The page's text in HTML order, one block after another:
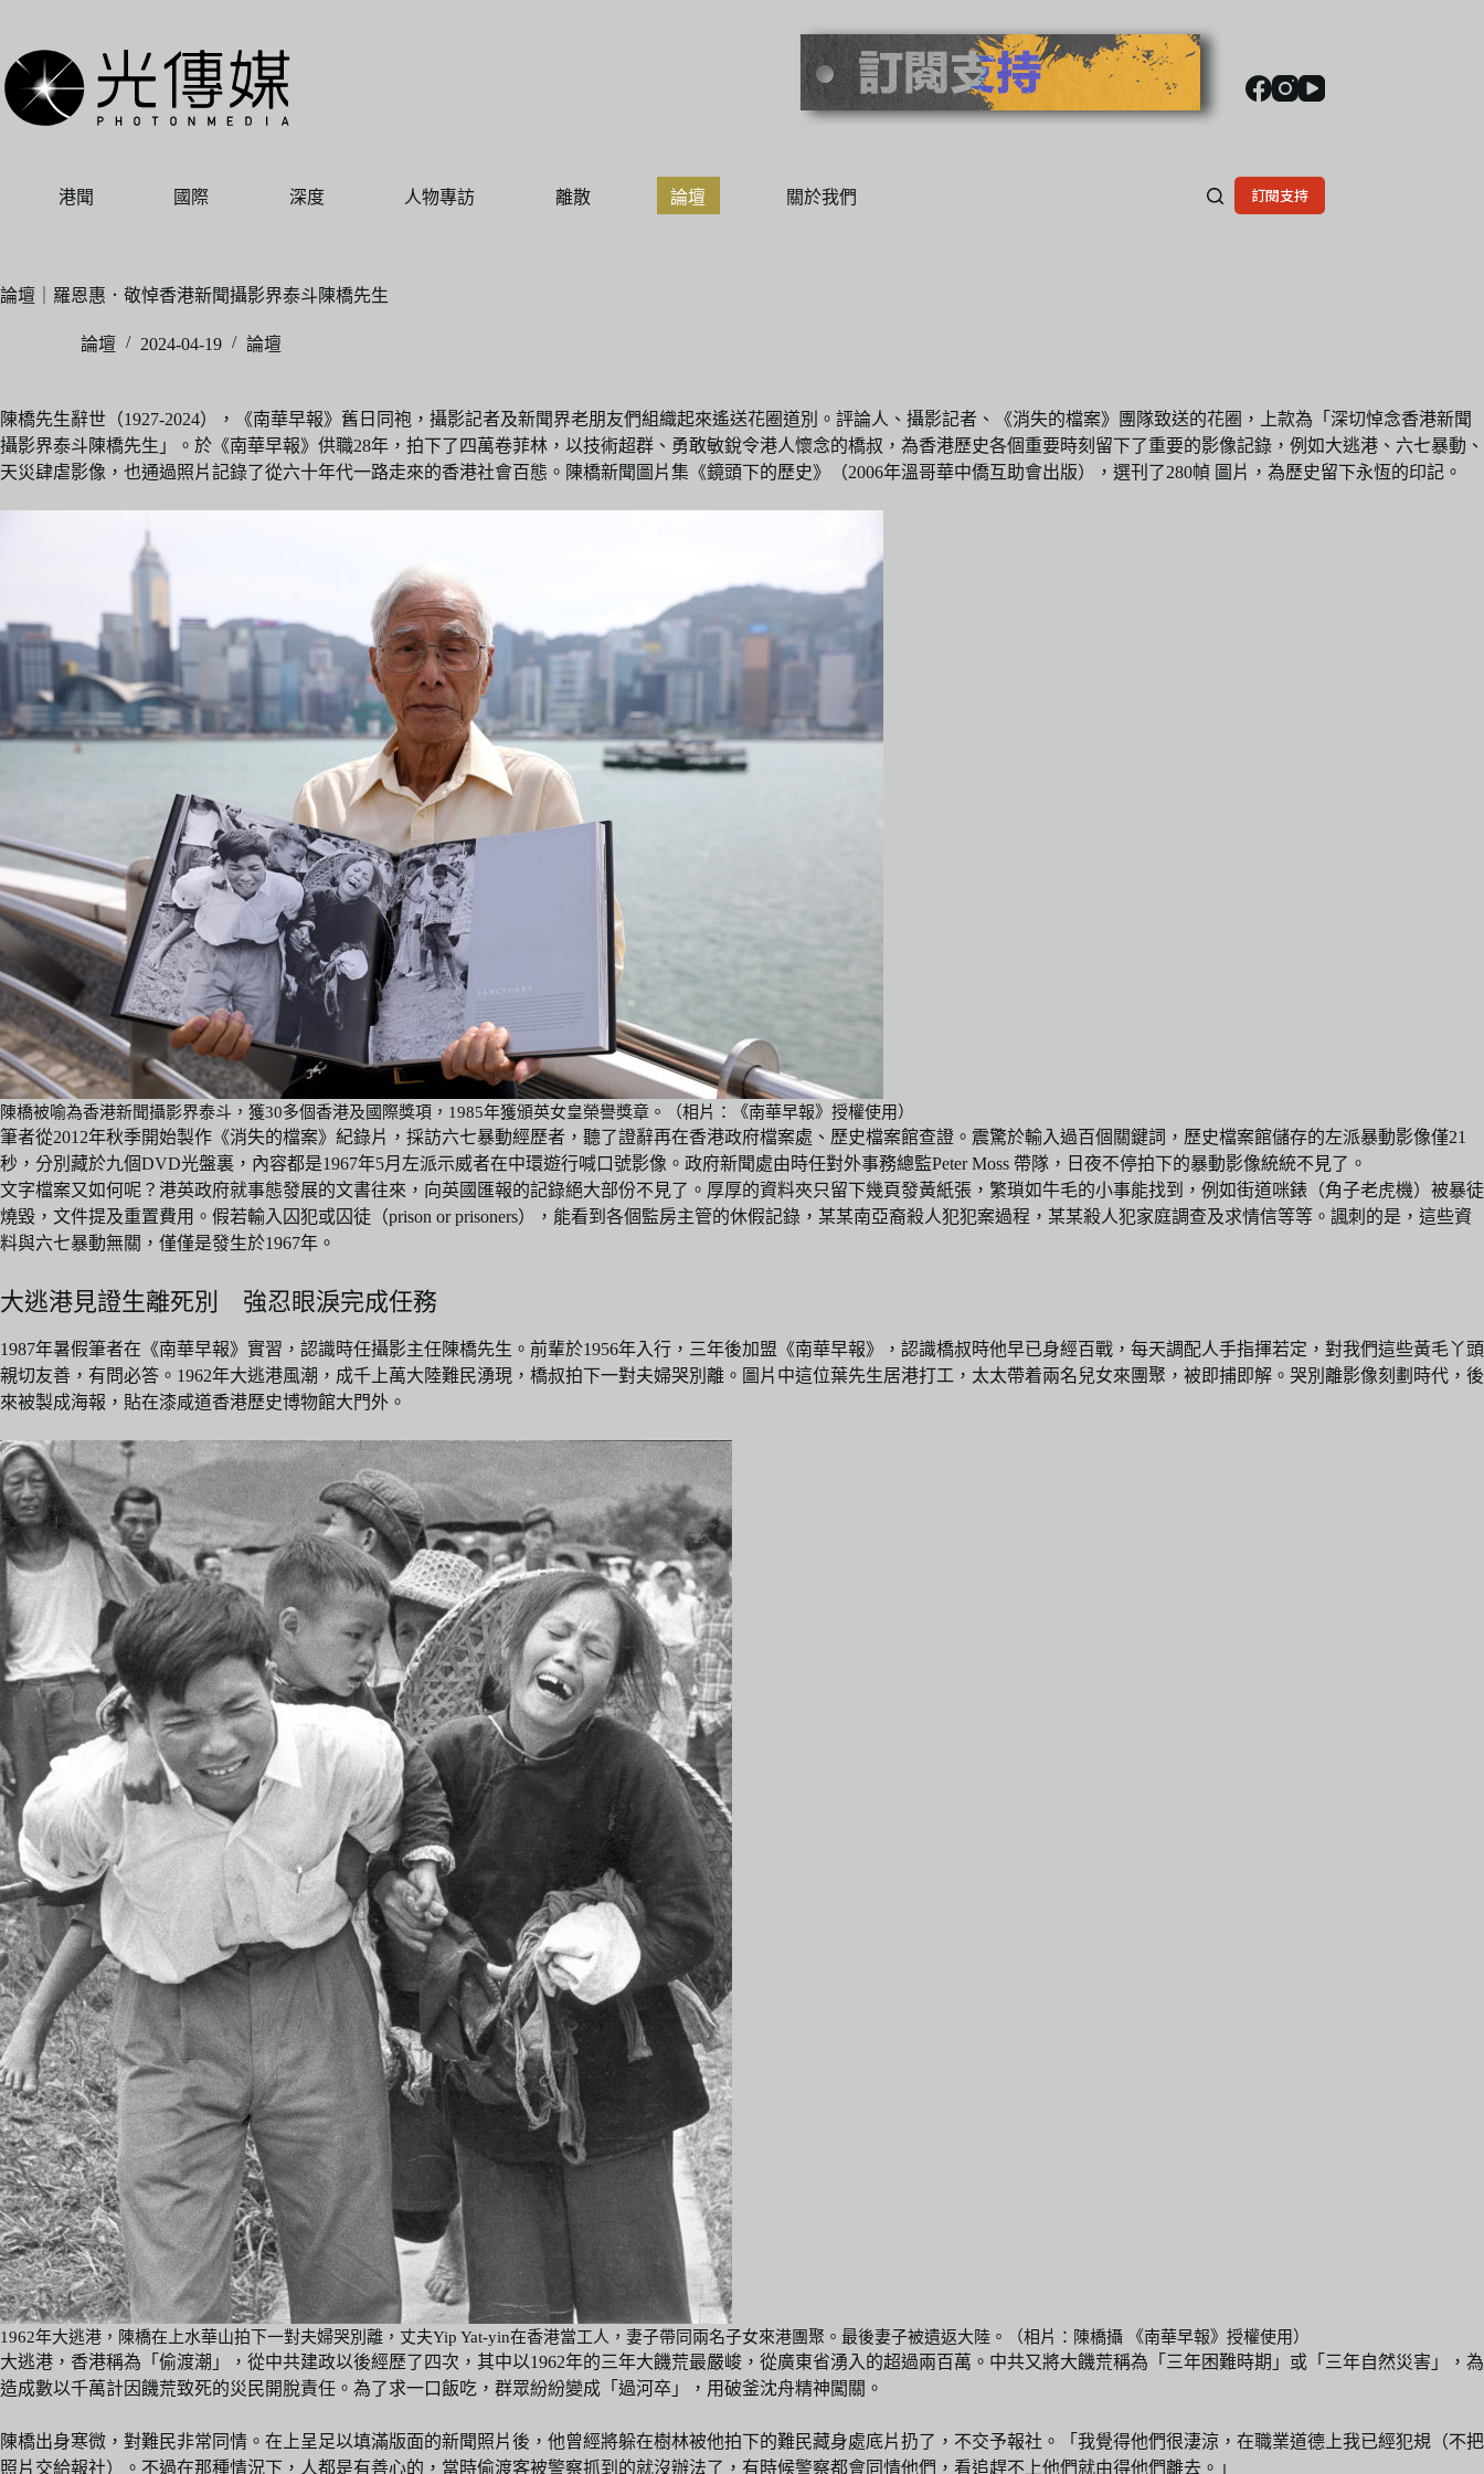
主
要
內
港聞 國際 深度 人物專訪 離散 論壇 關於我們 訂閱支持
論壇｜羅恩惠．敬悼香港新聞攝影界泰斗陳橋先生
論壇 2024-04-19 論壇
陳橋先生辭世（1927-2024），《南華早報》舊日同袍，攝影記者及新聞界老朋友們組織起來遙送花圈道別。評論人、攝影記者、《消失的檔案》團隊致送的花圈，上款為「深切悼念香港新聞
攝影界泰斗陳橋先生」。於《南華早報》供職28年，拍下了四萬卷菲林，以技術超群、勇敢敏銳令港人懷念的橋叔，為香港歷史各個重要時刻留下了重要的影像記錄，例如大逃港、六七暴動、
天災肆虐影像，也通過照片記錄了從六十年代一路走來的香港社會百態。陳橋新聞圖片集《鏡頭下的歷史》（2006年溫哥華中僑互助會出版），選刊了280幀 圖片，為歷史留下永恆的印記。
陳橋被喻為香港新聞攝影界泰斗，獲30多個香港及國際獎項，1985年獲頒英女皇榮譽獎章。（相片：《南華早報》授權使用）
筆者從2012年秋季開始製作《消失的檔案》紀錄片，採訪六七暴動經歷者，聽了證辭再在香港政府檔案處、歷史檔案館查證。震驚於輸入過百個關鍵詞，歷史檔案館儲存的左派暴動影像僅21
秒，分別藏於九個DVD光盤裏，內容都是1967年5月左派示威者在中環遊行喊口號影像。政府新聞處由時任對外事務總監Peter Moss 帶隊，日夜不停拍下的暴動影像統統不見了。
文字檔案又如何呢？港英政府就事態發展的文書往來，向英國匯報的記錄絕大部份不見了。厚厚的資料夾只留下幾頁發黃紙張，繁瑣如牛毛的小事能找到，例如街道咪錶（角子老虎機）被暴徒
燒毀，文件提及重置費用。假若輸入囚犯或囚徒（prison or prisoners），能看到各個監房主管的休假記錄，某某南亞裔殺人犯犯案過程，某某殺人犯家庭調查及求情信等等。諷刺的是，這些資
料與六七暴動無關，僅僅是發生於1967年。
大逃港見證生離死別 強忍眼淚完成任務
1987年暑假筆者在《南華早報》實習，認識時任攝影主任陳橋先生。前輩於1956年入行，三年後加盟《南華早報》，認識橋叔時他早已身經百戰，每天調配人手指揮若定，對我們這些黃毛丫頭
親切友善，有問必答。1962年大逃港風潮，成千上萬大陸難民湧現，橋叔拍下一對夫婦哭別離。圖片中這位葉先生居港打工，太太帶着兩名兒女來團聚，被即捕即解。哭別離影像刻劃時代，後
來被製成海報，貼在漆咸道香港歷史博物館大門外。
1962年大逃港，陳橋在上水華山拍下一對夫婦哭別離，丈夫Yip Yat-yin在香港當工人，妻子帶同兩名子女來港團聚。最後妻子被遺返大陸。（相片：陳橋攝 《南華早報》授權使用）
大逃港，香港稱為「偷渡潮」，從中共建政以後經歷了四次，其中以1962年的三年大饑荒最嚴峻，從廣東省湧入的超過兩百萬。中共又將大饑荒稱為「三年困難時期」或「三年自然災害」，為
造成數以千萬計因饑荒致死的災民開脫責任。為了求一口飯吃，群眾紛紛變成「過河卒」，用破釜沈舟精神闖關。
陳橋出身寒微，對難民非常同情。在上呈足以填滿版面的新聞照片後，他曾經將躲在樹林被他拍下的難民藏身處底片扔了，不交予報社。「我覺得他們很淒涼，在職業道德上我已經犯規（不把
照片交給報社）。不過在那種情況下，人都是有善心的，當時偷渡客被警察抓到的就沒辦法了，有時候警察都會同情他們，看追趕不上他們就由得他們離去。」